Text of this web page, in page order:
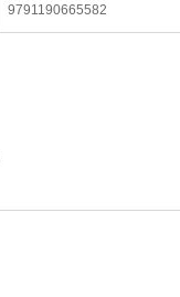
9791190665582